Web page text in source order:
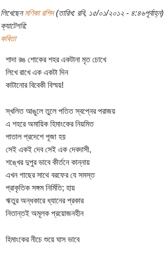
লিখেছেনমণিকা রশিদ(তারিখ: রবি, ১৫/০১/২০১২ - ৪:৪৬পূর্বাহ্ন)
ক্যাটেগরি:
কবিতা
শাদা রঙ শোকের শহর একটানা মৃত চোখে
লিখে রাখে এক একটা দিন
কাটানোর বিবেকী বিস্ময়!
স্খলিত আঙুলে তুলে পতিত স্বপ্নের পরাজয়
এ শহরে অমায়িক হিমাংকের নিয়মিত
পাতাল প্রদেশে পূজা হয়
সেই একই দেব সেই এক দেবদাসী,
শঙ্খের দুপুর ভাবে কীর্তনে কান্নায়
এখন গাছের সাথে বরফের যে সমস্ত
প্রাকৃতিক সঙ্গম নির্মিতি; হায়
ঋতুর অন্ধকারে ধ্যানের প্রকার
নিতান্তই অমূলক প্রয়োজনহীন
হিমাংকের নীচে শুয়ে ঘাস ভাবে